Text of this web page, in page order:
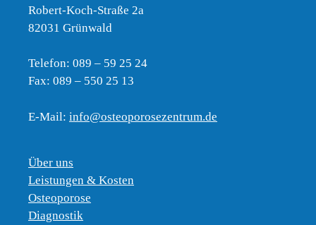
Robert-Koch-Straße 2a
82031 Grünwald
Telefon: 089 – 59 25 24
Fax: 089 – 550 25 13
E-Mail: info@osteoporosezentrum.de
Über uns
Leistungen & Kosten
Osteoporose
Diagnostik